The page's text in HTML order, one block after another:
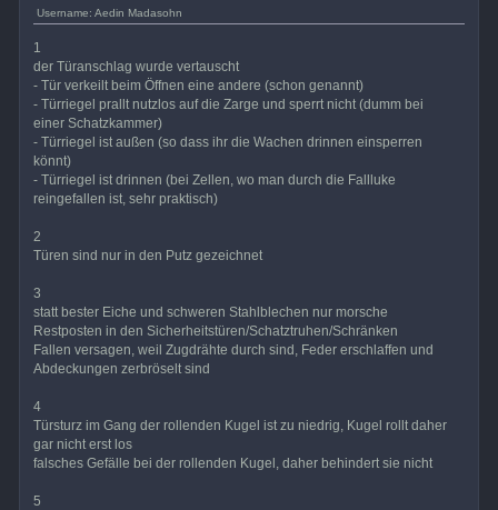
Username: Aedin Madasohn
1
der Türanschlag wurde vertauscht
- Tür verkeilt beim Öffnen eine andere (schon genannt)
- Türriegel prallt nutzlos auf die Zarge und sperrt nicht (dumm bei
einer Schatzkammer)
- Türriegel ist außen (so dass ihr die Wachen drinnen einsperren
könnt)
- Türriegel ist drinnen (bei Zellen, wo man durch die Fallluke
reingefallen ist, sehr praktisch)
2
Türen sind nur in den Putz gezeichnet
3
statt bester Eiche und schweren Stahlblechen nur morsche
Restposten in den Sicherheitstüren/Schatztruhen/Schränken
Fallen versagen, weil Zugdrähte durch sind, Feder erschlaffen und
Abdeckungen zerbröselt sind
4
Türsturz im Gang der rollenden Kugel ist zu niedrig, Kugel rollt daher
gar nicht erst los
falsches Gefälle bei der rollenden Kugel, daher behindert sie nicht
5